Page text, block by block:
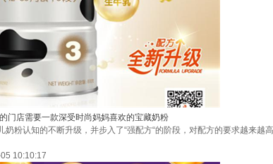
门店需要一款深受时尚妈妈喜欢的宝藏奶粉
奶粉认知的不断升级，并步入了“强配方“的阶段，对配方的要求越来
10:10:17